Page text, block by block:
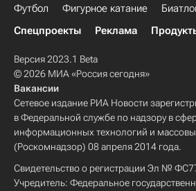
Футбол Фигурное катание
Спецпроекты
Реклама
Версия 2023.1 Beta
© 2026 МИА «Россия сегодня»
Вакансии
Сетевое издание РИА Новости
в Федеральной службе по надзору в
информационных технологий и
(Роскомнадзор) 08 апреля 2014 года.
Свидетельство о регистрации Эл №
Учредитель: Федеральное